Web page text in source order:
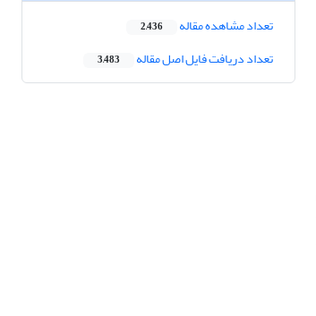
تعداد مشاهده مقاله 2,436
تعداد دریافت فایل اصل مقاله 3,483